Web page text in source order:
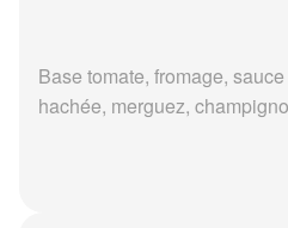
Base tomate, fromage,
hachée, merguez,